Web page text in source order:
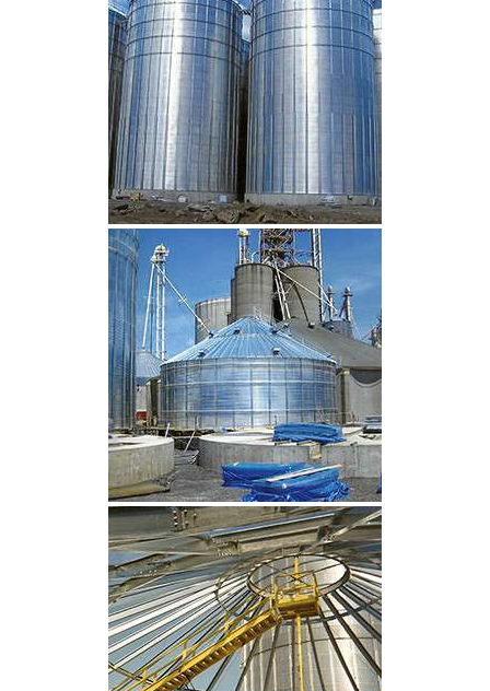
CLIQUEZ POUR AGRANDIR
CLIQUEZ POUR AGRANDIR